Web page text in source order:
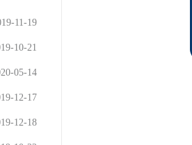
11-19
10-21
05-14
12-17
12-18